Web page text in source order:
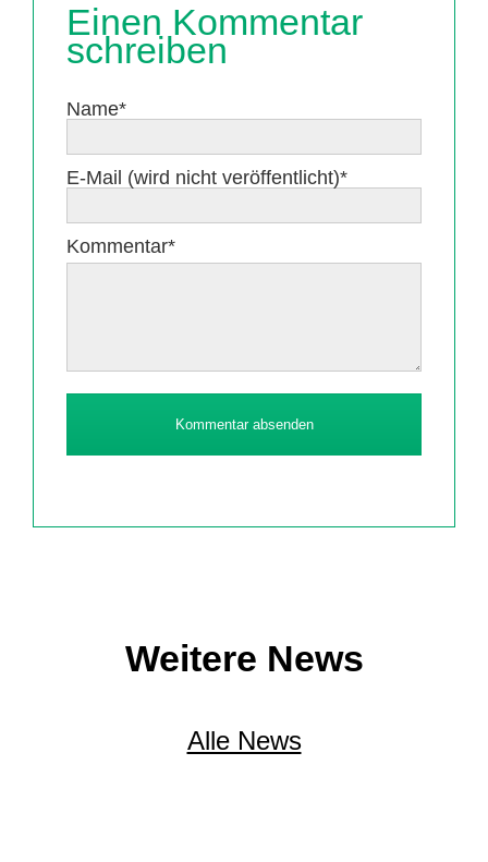
Einen Kommentar
schreiben
Pflichtfeld
Name*
Pflichtfeld
E-Mail (wird nicht veröffentlicht)*
Pflichtfeld
Kommentar*
Kommentar absenden
Weitere News
Alle News